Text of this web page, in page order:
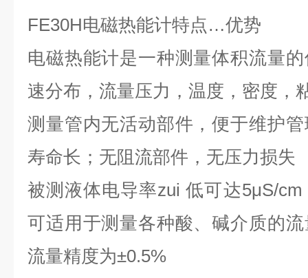
FE30H电磁热能计特点…优势
电磁热能计是一种测量体积流量
速分布，流量压力，温度，密度，
测量管内无活动部件，便于维护
寿命长；无阻流部件，无压力损失
被测液体电导率zui 低可达5μS/cm
可适用于测量各种酸、碱介质的
流量精度为±0.5%